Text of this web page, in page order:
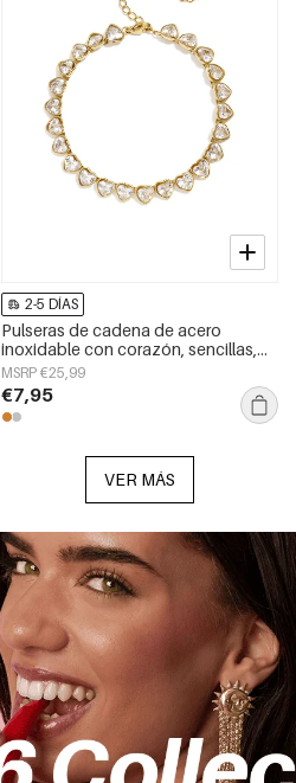
2-5 DÍAS
Pulseras de cadena de acero
inoxidable con corazón, sencillas,
de la serie Daily Simple, joyería para
mujer.
MSRP €25,99
€7,95
VER MÁS